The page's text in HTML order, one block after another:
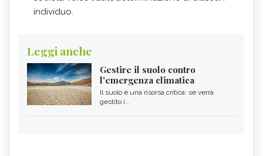
individuo.
Leggi anche
Gestire il suolo contro
l'emergenza climatica
Il suolo è una risorsa critica: se verrà
gestito i...